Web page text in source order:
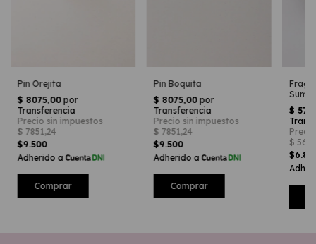
Pin Orejita
$9.500
Pin Boquita
$9.500